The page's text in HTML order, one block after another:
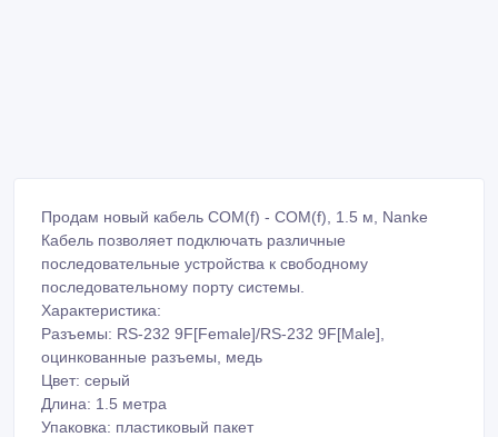
Продам новый кабель COM(f) - COM(f), 1.5 м, Nanke
Кабель позволяет подключать различные
последовательные устройства к свободному
последовательному порту системы.
Характеристика:
Разъемы: RS-232 9F[Female]/RS-232 9F[Male],
оцинкованные разъемы, медь
Цвет: серый
Длина: 1.5 метра
Упаковка: пластиковый пакет